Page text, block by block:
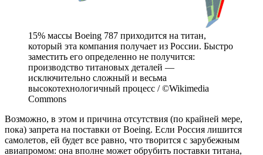
15% массы Boeing 787 приходится на титан,
который эта компания получает из России. Быстро
заместить его определенно не получится:
производство титановых деталей —
исключительно сложный и весьма
высокотехнологичный процесс / ©Wikimedia
Commons
Возможно, в этом и причина отсутствия (по крайней мере,
пока) запрета на поставки от Boeing. Если Россия лишится
самолетов, ей будет все равно, что творится с зарубежным
авиапромом: она вполне может обрубить поставки титана,